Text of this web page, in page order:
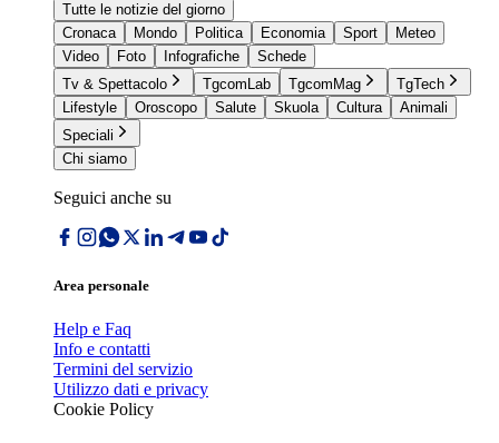
Tutte le notizie del giorno
Cronaca
Mondo Politica Economia Sport
Meteo
Video
Foto Infografiche
Schede
Tv & Spettacolo
TgcomLab TgcomMag
TgTech
Lifestyle
Oroscopo Salute Skuola Cultura
Animali
Speciali
Chi siamo
Seguici anche su
Area personale
Help e Faq
Info e contatti
Termini del servizio
Utilizzo dati e privacy
Cookie Policy